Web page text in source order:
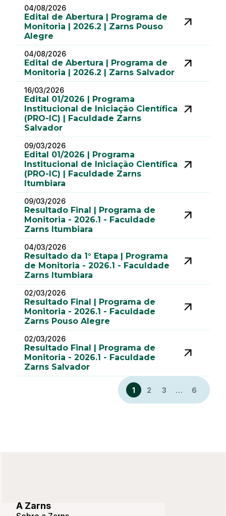
04/08/2026
Edital de Abertura | Programa de
Monitoria | 2026.2 | Zarns Pouso
Alegre
04/08/2026
Edital de Abertura | Programa de
Monitoria | 2026.2 | Zarns Salvador
16/03/2026
Edital 01/2026 | Programa
Institucional de Iniciação Científica
(PRO-IC) | Faculdade Zarns
Salvador
09/03/2026
Edital 01/2026 | Programa
Institucional de Iniciação Científica
(PRO-IC) | Faculdade Zarns
Itumbiara
09/03/2026
Resultado Final | Programa de
Monitoria - 2026.1 - Faculdade
Zarns Itumbiara
04/03/2026
Resultado da 1° Etapa | Programa
de Monitoria - 2026.1 - Faculdade
Zarns Itumbiara
02/03/2026
Resultado Final | Programa de
Monitoria - 2026.1 - Faculdade
Zarns Pouso Alegre
02/03/2026
Resultado Final | Programa de
Monitoria - 2026.1 - Faculdade
Zarns Salvador
1 2 3 … 6
A Zarns